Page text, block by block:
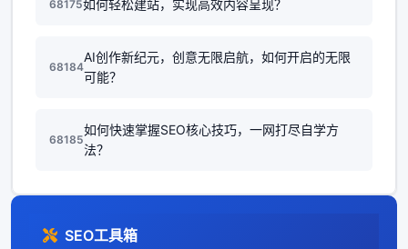
68175如何轻松建站，实现高效内容呈现？
68184
AI创作新纪元，创意无限启航，如何开启的无限
可能？
68185
如何快速掌握SEO核心技巧，一网打尽自学方
法？
SEO工具箱